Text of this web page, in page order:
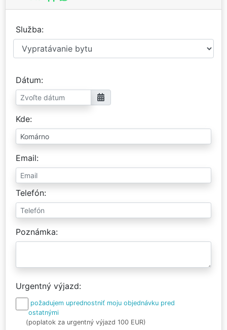
Služba
Dátum
Kde
Email
Telefón
Poznámka
Urgentný výjazd
požadujem uprednostniť moju objednávku pred
ostatnými
(poplatok za urgentný výjazd 100 EUR)